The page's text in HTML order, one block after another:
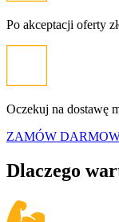
Po akceptacji oferty
Oczekuj na dostawę
ZAMÓW
Dlaczego